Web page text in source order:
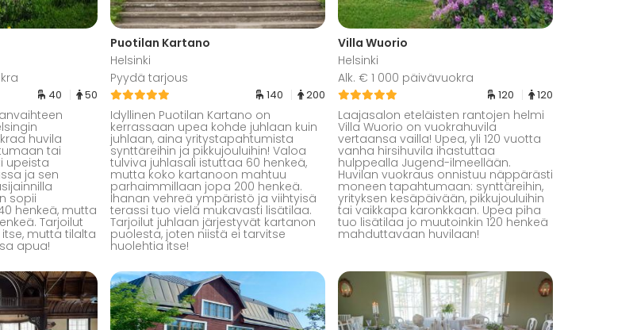
40 50
huvila
tai
upeista
ja sen
sopii
henkeä, mutta
Tarjoilut
mutta tilalta
apua!
Puotilan Kartano
Helsinki
Pyydä tarjous
140 200
Idyllinen Puotilan Kartano on
kerrassaan upea kohde juhlaan kuin
juhlaan, aina yritystapahtumista
synttäreihin ja pikkujouluihin! Valoa
tulviva juhlasali istuttaa 60 henkeä,
mutta koko kartanoon mahtuu
parhaimmillaan jopa 200 henkeä.
Ihanan vehreä ympäristö ja viihtyisä
terassi tuo vielä mukavasti lisätilaa.
Tarjoilut juhlaan järjestyvät kartanon
puolesta, joten niistä ei tarvitse
huolehtia itse!
Villa Wuorio
Helsinki
Alk. € 1 000 päivävuokra
120 120
Laajasalon eteläisten rantojen helmi
Villa Wuorio on vuokrahuvila
vertaansa vailla! Upea, yli 120 vuotta
vanha hirsihuvila ihastuttaa
hulppealla Jugend-ilmeellään.
Huvilan vuokraus onnistuu näppärästi
moneen tapahtumaan: synttäreihin,
yrityksen kesäpäivään, pikkujouluihin
tai vaikkapa karonkkaan. Upea piha
tuo lisätilaa jo muutoinkin 120 henkeä
mahduttavaan huvilaan!